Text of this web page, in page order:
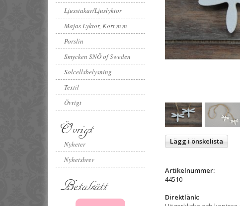
Ljusstakar/Ljuslyktor
Majas Lyktor, Kort m m
Porslin
Smycken SNÖ of Sweden
Solcellsbelysning
Textil
Övrigt
Övrigt
Nyheter
Nyhetsbrev
Betalsätt
Lägg i önskelista
Artikelnummer:
44510
Direktlänk: